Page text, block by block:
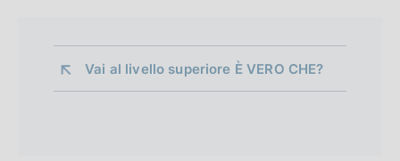
Vai al livello superiore È VERO CHE?